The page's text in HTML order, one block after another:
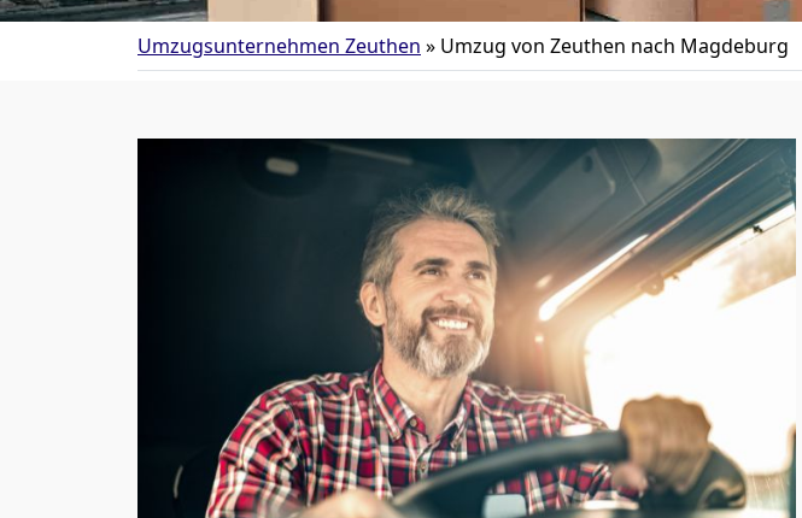
Umzugsunternehmen Zeuthen » Umzug von Zeuthen nach Magdeburg